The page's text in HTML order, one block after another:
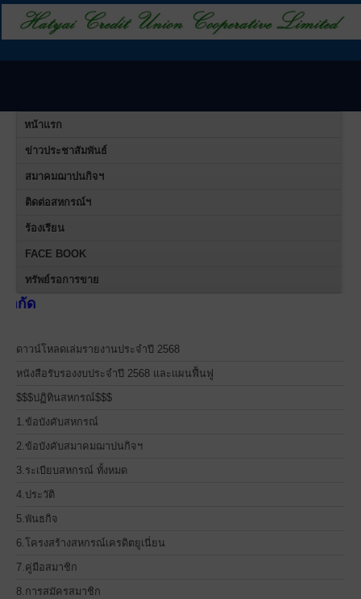
หน้าแรก
ข่าวประชาสัมพันธ์
สมาคมฌาปนกิจฯ
ติดต่อสหกรณ์ฯ
ร้องเรียน
FACE BOOK
ทรัพย์รอการขาย
ดาวน์โหลดเล่มรายงานประจำปี 2568
หนังสือรับรองงบประจำปี 2568 และแผนฟื้นฟู
$$$ปฏิทินสหกรณ์$$$
1.ข้อบังคับสหกรณ์
2.ข้อบังคับสมาคมฌาปนกิจฯ
3.ระเบียบสหกรณ์ ทั้งหมด
4.ประวัติ
5.พันธกิจ
6.โครงสร้างสหกรณ์เครดิตยูเนี่ยน
7.คู่มือสมาชิก
8.การสมัครสมาชิก